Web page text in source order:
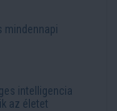
mindennapi
intelligencia
az életet